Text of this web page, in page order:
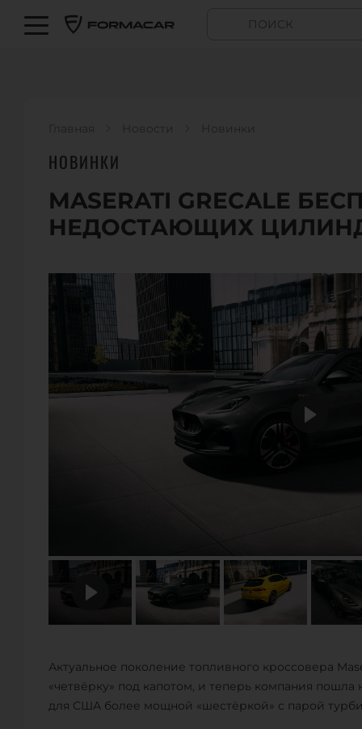
Главная Новости Новинки
НОВИНКИ
MASERATI GRECALE
НЕДОСТАЮЩИХ
Актуальное поколение топливного кроссовера
«четвёрку» под капотом, и теперь компания
для США более мощной «шестёркой» с парой